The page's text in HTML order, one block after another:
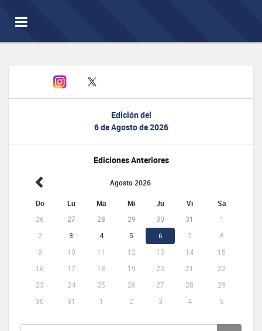
Toggle
navigation
Edición del
6 de Agosto de 2026
Ediciones Anteriores
Agosto 2026
Do Lu Ma Mi Ju Vi Sa
26 27 28 29 30 31
1
2
3 4 5 6 7
8
9
10 11 12 13 14
15
16
17 18 19 20 21
22
23
24 25 26 27 28
29
30
31 1 2 3 4 5